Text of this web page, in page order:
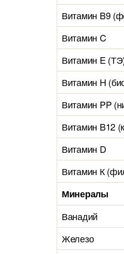
Витамин B9
Витамин C
Витамин E
Витамин H
Витамин PP
Витамин B12
Витамин D
Витамин К
Минералы
Ванадий
Железо